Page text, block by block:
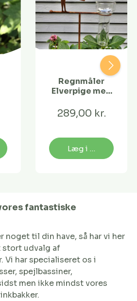
Regnmåler
Elverpige med
289,00 kr.
Læg i kurv
fantastiske
noget til din have, så har vi her
stort udvalg af
Vi har specialiseret os i
spejlbassiner,
men ikke mindst vores